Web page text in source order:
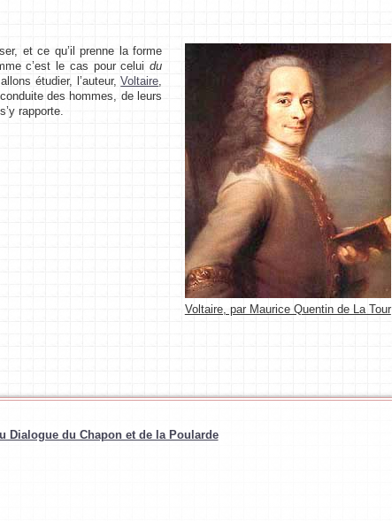
et ce qu’il prenne la forme
c’est le cas pour celuidu
étudier, l’auteur,Voltaire
des hommes, de leurs
rapporte.
Voltaire, par Maurice Quentin de La Tour
Dialogue du Chapon et de la Poularde